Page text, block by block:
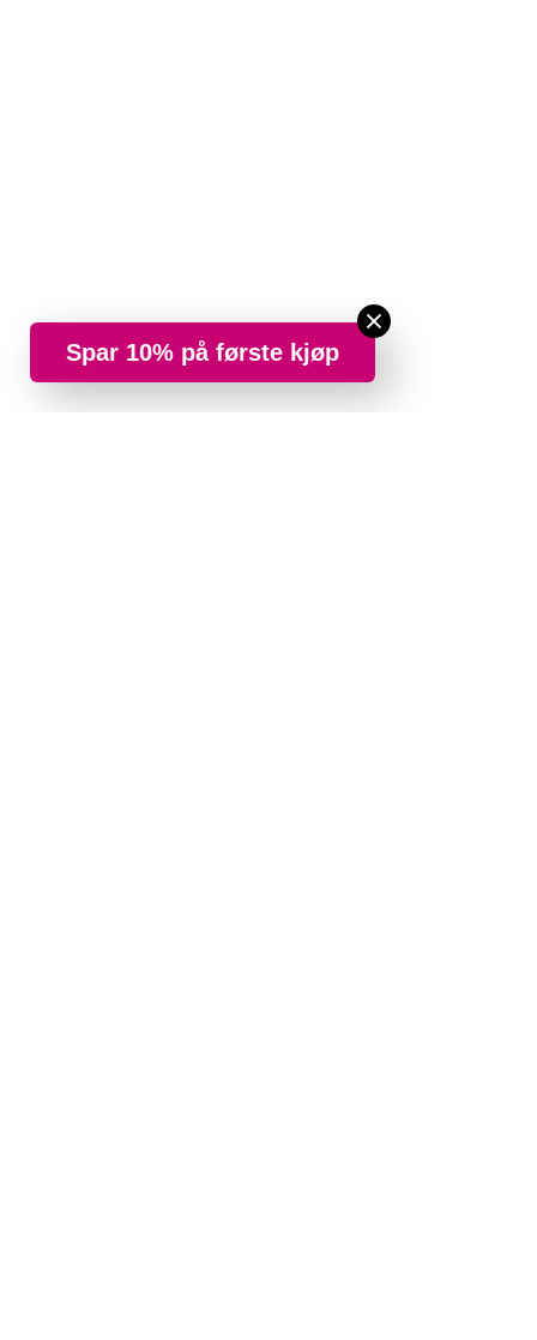
Spar 10% på første kjøp